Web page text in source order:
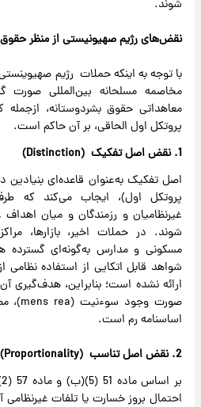
شوند.
نقض‌های رژیم صهیونیستی از منظر حقوق
با توجه به اینکه حملات رژیم
مخاصمه مسلحانه بین‌المللی صورت
معاهداتی حقوق بشردوستانه، ازجمله
پروتکل اول الحاقی، بر آن حاکم است.
1. نقض اصل تفکیک (Distinction)
پروتکل اول)، ایجاب می‌کند که
غیرنظامیان و رزمندگان و میان اهداف
شوند. در حملات اخیر، بازارها،
مسکونی و مدارس به‌گونه‌ای گسترده
شواهد قابل اتکایی از استفاده
ارائه نشده است؛ بنابراین،
اساسنامه رم است.
2. نقض اصل تناسب (Proportionality)
احتمال بروز خسارت یا تلفات